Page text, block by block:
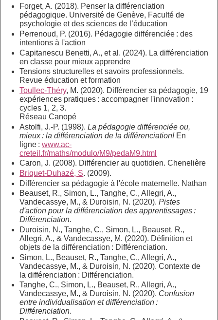
Forget, A. (2018). Penser la différenciation
pédagogique. Université de Genève, Faculté de
psychologie et des sciences de l’éducation
Perrenoud, P. (2016). Pédagogie différenciée : des
intentions à l'action
Capitanescu Benetti, A., et al. (2024). La différenciation
en classe pour mieux apprendre
Tensions structurelles et savoirs professionnels.
Revue éducation et formation
Toullec-Théry, M. (2020). Différencier sa pédagogie, 19
expériences pratiques : accompagner l'innovation :
cycles 1, 2, 3.
Réseau Canopé
Astolfi, J.‐P. (1998).La pédagogie différenciée ou,
mieux : la différenciation de la différenciation! En
ligne :www.ac‐
creteil.fr/maths/modulo/M9/pedaM9.html
Caron, J. (2008). Différencier au quotidien. Chenelière
Briquet-Duhazé, S. (2009).
Différencier sa pédagogie à l'école maternelle. Nathan
Beauset, R., Simon, L., Tanghe, C., Allegri, A.,
Vandecassye, M., & Duroisin, N. (2020).Pistes
d'action pour la différenciation des apprentissages :
Différenciation.
Duroisin, N., Tanghe, C., Simon, L., Beauset, R.,
Allegri, A., & Vandecassye, M. (2020). Définition et
objets de la différenciation : Différenciation.
Simon, L., Beauset, R., Tanghe, C., Allegri, A.,
Vandecassye, M., & Duroisin, N. (2020). Contexte de
la différenciation : Différenciation.
Tanghe, C., Simon, L., Beauset, R., Allegri, A.,
Vandecassye, M., & Duroisin, N. (2020). Confusion
entre individualisation et différenciation :
Différenciation.